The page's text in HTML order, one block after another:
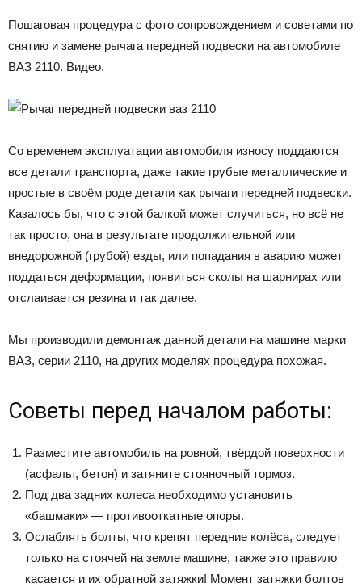
Пошаговая процедура с фото сопровождением и советами по
снятию и замене рычага передней подвески на автомобиле
ВАЗ 2110. Видео.
Со временем эксплуатации автомобиля износу поддаются
все детали транспорта, даже такие грубые металлические и
простые в своём роде детали как рычаги передней подвески.
Казалось бы, что с этой балкой может случиться, но всё не
так просто, она в результате продолжительной или
внедорожной (грубой) езды, или попадания в аварию может
поддаться деформации, появиться сколы на шарнирах или
отслаивается резина и так далее.
Мы производили демонтаж данной детали на машине марки
ВАЗ, серии 2110, на других моделях процедура похожая.
Советы перед началом работы:
Разместите автомобиль на ровной, твёрдой поверхности
(асфальт, бетон) и затяните стояночный тормоз.
Под два задних колеса необходимо установить
«башмаки» — противооткатные опоры.
Ослаблять болты, что крепят передние колёса, следует
только на стоячей на земле машине, также это правило
касается и их обратной затяжки! Момент затяжки болтов